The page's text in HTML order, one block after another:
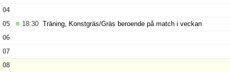
Bildgalleri
Dokument
Kontakt
04
05
18:30 Träning, Konstgräs/Gräs beroende på match i veckan
06
07
08